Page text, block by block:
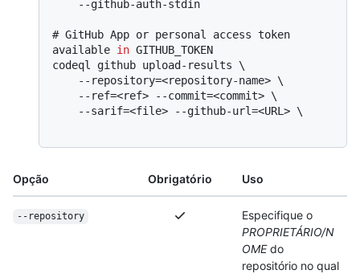
# GitHub App or personal access token
available in GITHUB_TOKEN
codeql github upload-results \
Opção Obrigatório Uso
--repository
Especifique o
PROPRIETÁRIO/N
OMEdo
repositório no qual